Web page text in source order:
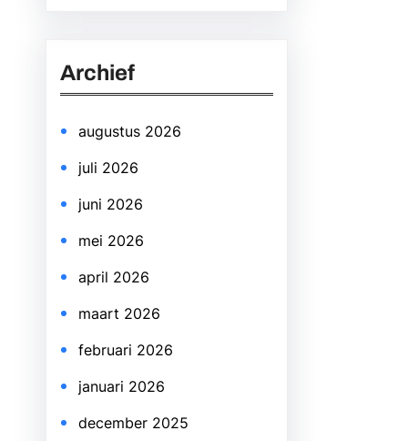
c
Archief
augustus 2026
juli 2026
juni 2026
mei 2026
april 2026
maart 2026
februari 2026
januari 2026
december 2025